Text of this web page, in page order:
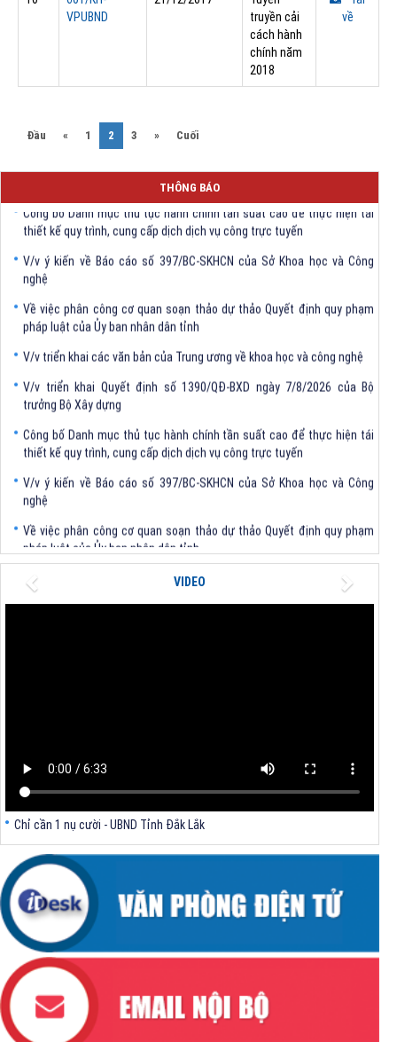
VPUBND
truyền cải
cách hành
chính năm
2018
về
Đầu « 1 2 (current)
3 » Cuối
THÔNG BÁO
V/v triển khai Quyết định số 1390/QĐ-BXD ngày 7/8/2026 của Bộ
trưởng Bộ Xây dựng
thiết kế quy trình, cung cấp dịch dịch vụ công trực tuyến
nghệ
pháp luật của Ủy ban nhân dân tỉnh
trưởng Bộ Xây dựng
thiết kế quy trình, cung cấp dịch dịch vụ công trực tuyến
nghệ
pháp luật của Ủy ban nhân dân tỉnh
V/v triển khai các văn bản của Trung ương về khoa học và công nghệ
VIDEO
Previous Next
Chỉ cần 1 nụ cười - UBND Tỉnh Đắk Lắk